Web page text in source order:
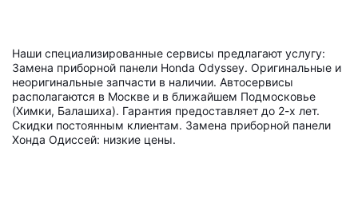
Наши специализированные сервисы предлагают услугу:
Замена приборной панели Honda Odyssey. Оригинальные и
неоригинальные запчасти в наличии. Автосервисы
располагаются в Москве и в ближайшем Подмосковье
(Химки, Балашиха). Гарантия предоставляет до 2-х лет.
Скидки постоянным клиентам. Замена приборной панели
Хонда Одиссей: низкие цены.